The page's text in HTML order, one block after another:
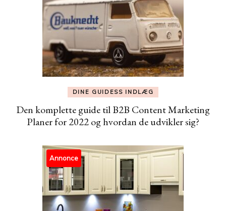
DINE GUIDESS INDLÆG
Den komplette guide til B2B Content Marketing
Planer for 2022 og hvordan de udvikler sig?
Annonce